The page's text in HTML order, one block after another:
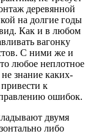
деревянной
на долгие годы
Как и в любом
вагонку
С ними же и
любое неплотное
знание каких-
к
ошибок.
двумя
либо